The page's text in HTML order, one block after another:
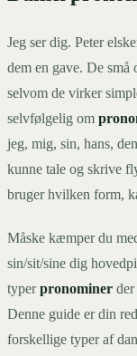
Jeg ser dig. Peter
dem en gave. De
selvom de virker
selvfølgelig om
jeg, mig, sin, hans,
kunne tale og skrive
bruger hvilken form,
Måske kæmper du
sin/sit/sine dig
typerpronominer
Denne guide er din
forskellige typer af